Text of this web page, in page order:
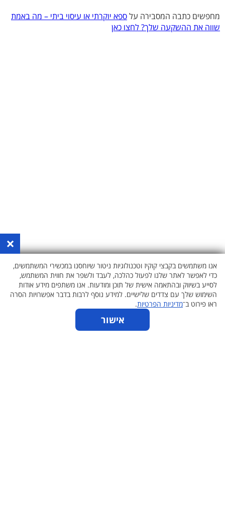
מחפשים כתבה המסבירה עלספא יוקרתי או עיסוי ביתי – מה באמת
שווה את ההשקעה שלך? לחצו כאן
כתבות
אודות
×
אנו משתמשים בקבצי קוקיז וטכנולוגיות ניטור שיוחסנו במכשירי המשתמשים,
כדי לאפשר לאתר שלנו לפעול כהלכה, לעבד ולשפר את חווית המשתמש,
לסייע בשיווק ובהתאמה אישית של תוכן ומודעות. אנו משתפים מידע אודות
השימוש שלך עם צדדים שלישיים. למידע נוסף לרבות בדבר אפשרויות הסרה
ראו פירוט ב־מדיניות הפרטיות.
אישור